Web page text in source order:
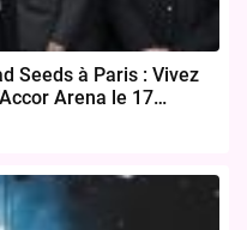
Seeds à Paris : Vivez
Arena le 17